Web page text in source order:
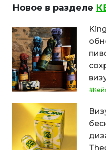
Новое в разделе